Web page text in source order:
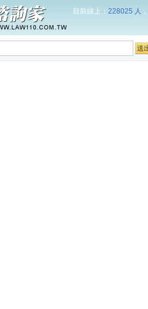
目前線上： 228025 人